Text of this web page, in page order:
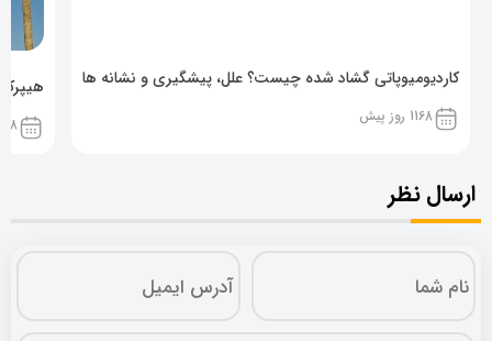
کاردیومیوپاتی گشاد شده چیست؟ علل، پیشگیری و نشانه ها
1168 روز پیش 1168
ارسال نظر